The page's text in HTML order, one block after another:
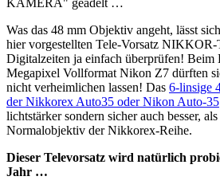
Was das 48 mm Objektiv angeht, lässt
hier vorgestellten Tele-Vorsatz NIKKOR-
Digitalzeiten ja einfach überprüfen! Beim
Megapixel Vollformat Nikon Z7 dürften
nicht verheimlichen lassen! Das 6-linsige
der Nikkorex Auto35 oder Nikon Auto-35
lichtstärker sondern sicher auch besser,
Normalobjektiv der Nikkorex-Reihe.
Dieser Televorsatz wird natürlich
Jahr …